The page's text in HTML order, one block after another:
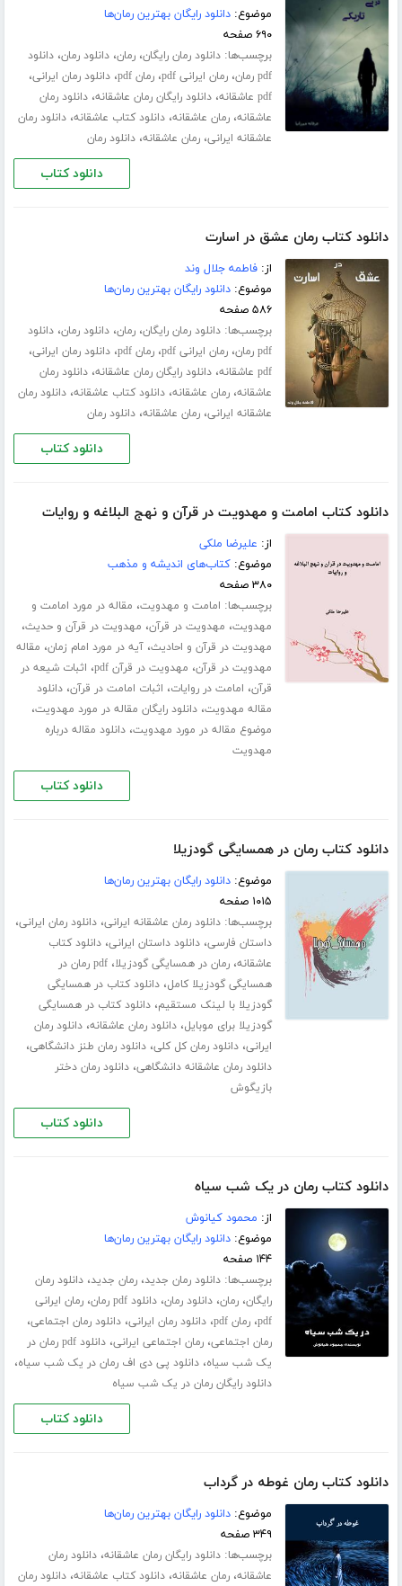
موضوع:دانلود رایگان بهترین رمان‌ها
۶۹۰ صفحه
برچسب‌ها:دانلود رمان رایگان،رمان،دانلود رمان،دانلود
pdf رمان
،رمان ایرانی pdf ،رمان pdf ،دانلود رمان ایرانی،
pdf عاشقانه ،دانلود رایگان رمان عاشقانه،دانلود رمان
عاشقانه،رمان عاشقانه،دانلود کتاب عاشقانه،دانلود رمان
عاشقانه ایرانی،رمان عاشقانه،دانلود رمان
دانلود کتاب
دانلود کتاب رمان عشق در اسارت
از:فاطمه جلال‌ وند
موضوع:دانلود رایگان بهترین رمان‌ها
۵۸۶ صفحه
برچسب‌ها:دانلود رمان رایگان،رمان،دانلود رمان،دانلود
pdf رمان
،رمان ایرانی pdf ،رمان pdf ،دانلود رمان ایرانی،
pdf عاشقانه ،دانلود رایگان رمان عاشقانه،دانلود رمان
عاشقانه،رمان عاشقانه،دانلود کتاب عاشقانه،دانلود رمان
عاشقانه ایرانی،رمان عاشقانه،دانلود رمان
دانلود کتاب
دانلود کتاب امامت و مهدویت در قرآن و نهج البلاغه و روایات
از: علیرضا ملکی
موضوع:کتاب‌های اندیشه و مذهب
۳۸۰ صفحه
برچسب‌ها: امامت و مهدویت، مقاله در مورد امامت و
مهدویت، مهدویت در قرآن، مهدویت در قرآن و حدیث،
مهدویت در قرآن و احادیث،آیه در مورد امام زمان، مقاله
مهدویت در قرآن، مهدویت در قرآن pdf ، اثبات شیعه در
قرآن، امامت در روایات، اثبات امامت در قرآن،دانلود
مقاله مهدویت،دانلود رایگان مقاله در مورد مهدویت،
موضوع مقاله در مورد مهدویت،دانلود مقاله درباره
مهدویت
دانلود کتاب
دانلود کتاب رمان در همسایگی گودزیلا
موضوع:دانلود رایگان بهترین رمان‌ها
۱۰۱۵ صفحه
برچسب‌ها:دانلود رمان عاشقانه ایرانی،دانلود رمان ایرانی،
داستان فارسی،دانلود داستان ایرانی،دانلود کتاب
عاشقانه،رمان در همسایگی گودزیلا،
pdf رمان در
همسایگی گودزیلا کامل،دانلود کتاب در همسایگی
گودزیلا با لینک مستقیم،دانلود کتاب در همسایگی
گودزیلا برای موبایل،دانلود رمان عاشقانه،دانلود رمان
ایرانی،دانلود رمان کل کلی،دانلود رمان طنز دانشگاهی،
دانلود رمان عاشقانه دانشگاهی،دانلود رمان دختر
بازیگوش
دانلود کتاب
دانلود کتاب رمان در یک شب سیاه
از: محمود کیانوش
موضوع:دانلود رایگان بهترین رمان‌ها
۱۴۴ صفحه
برچسب‌ها:دانلود رمان جدید،رمان جدید،دانلود رمان
رایگان،رمان،دانلود رمان،دانلود pdf رمان ،رمان ایرانی
pdf،رمان pdf ،دانلود رمان ایرانی،دانلود رمان اجتماعی،
رمان اجتماعی،رمان اجتماعی ایرانی،
دانلود pdf رمان در
یک شب سیاه،دانلود پی دی اف رمان در یک شب سیاه،
دانلود رایگان رمان در یک شب سیاه
دانلود کتاب
دانلود کتاب رمان غوطه در گرداب
موضوع:دانلود رایگان بهترین رمان‌ها
۳۴۹ صفحه
برچسب‌ها:دانلود رایگان رمان عاشقانه،دانلود رمان
عاشقانه،رمان عاشقانه،دانلود کتاب عاشقانه،دانلود رمان